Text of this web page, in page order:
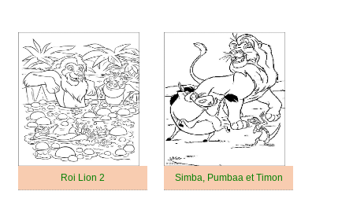
Roi Lion 2 Simba, Pumbaa et Timon